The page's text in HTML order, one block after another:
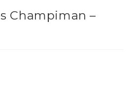
Champiman –